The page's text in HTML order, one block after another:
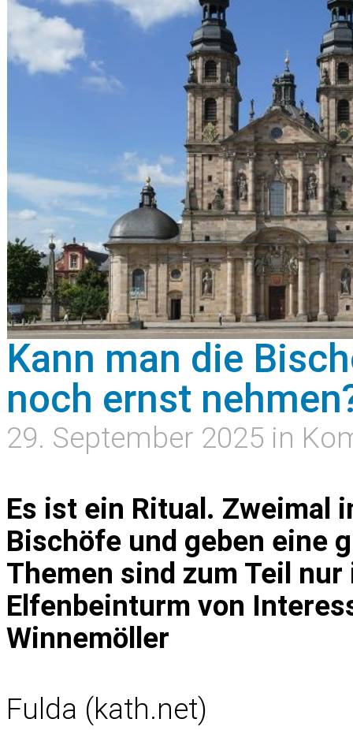
Kann man die
noch ernst
29. September 2025 in
Es ist ein Ritual. Zweimal
Bischöfe und geben eine
Themen sind zum Teil
Elfenbeinturm von
Winnemöller
Fulda (kath.net)